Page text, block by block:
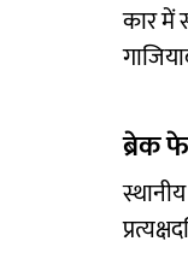
कार में
ब्रेक